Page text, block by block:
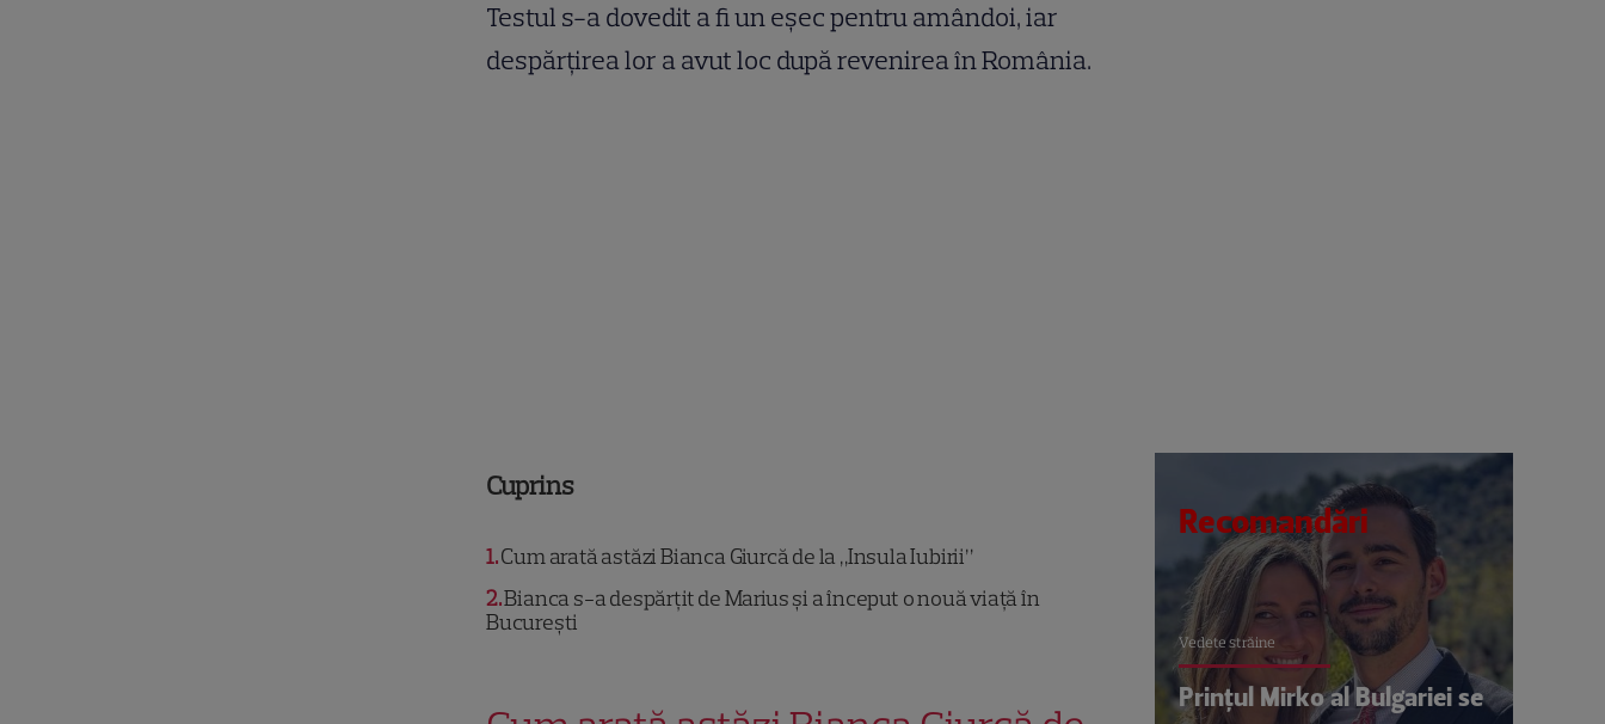
Testul s-a dovedit a fi un eșec pentru amândoi, iar
despărțirea lor a avut loc după revenirea în România.
Cuprins
1Cum arată astăzi Bianca Giurcă de la „Insula Iubirii”
2Bianca s-a despărțit de Marius și a început o nouă viață în
București
Recomandări
Vedete străine
Prințul Mirko al Bulgariei se